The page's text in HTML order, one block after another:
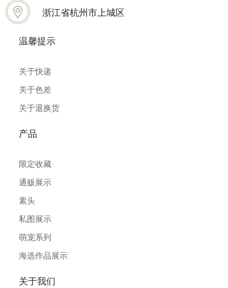
浙江省杭州市上城区
温馨提示
关于快递
关于色差
关于退换货
产品
限定收藏
通贩展示
素头
私图展示
萌宠系列
海选作品展示
关于我们